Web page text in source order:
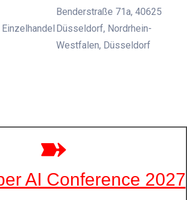
Einzelhandel
Benderstraße 71a, 40625
Düsseldorf, Nordrhein-
Westfalen, Düsseldorf